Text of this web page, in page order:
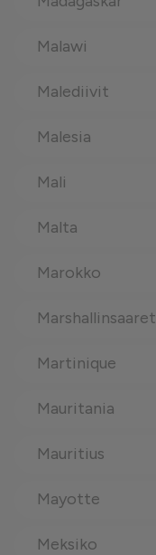
Malawi
Malediivit
Malesia
Mali
Malta
Marokko
Marshallinsaaret
Martinique
Mauritania
Mauritius
Mayotte
Meksiko